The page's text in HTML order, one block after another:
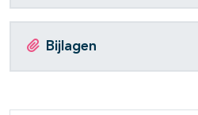
Bijlagen